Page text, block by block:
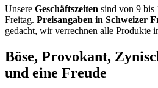
Unsere Geschäftszeiten sind von 9 bis
Freitag. Preisangaben in Schweizer
gedacht, wir verrechnen alle Produkte
Böse, Provokant,
und eine Freude